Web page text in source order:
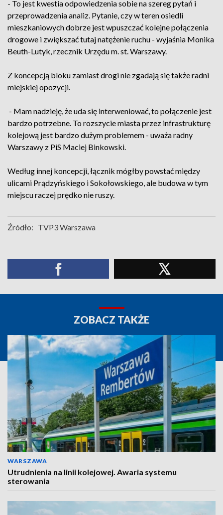
- To jest kwestia odpowiedzenia sobie na szereg pytań i
przeprowadzenia analiz. Pytanie, czy w teren osiedli
mieszkaniowych dobrze jest wpuszczać kolejne połączenia
drogowe i zwiększać tutaj natężenie ruchu - wyjaśnia Monika
Beuth-Lutyk, rzecznik Urzędu m. st. Warszawy.
Z koncepcją bloku zamiast drogi nie zgadają się także radni
miejskiej opozycji.
- Mam nadzieję, że uda się interweniować, to połączenie jest
bardzo potrzebne. To rozszycie miasta przez infrastrukturę
kolejową jest bardzo dużym problemem - uważa radny
Warszawy z PiS Maciej Binkowski.
Według innej koncepcji, łącznik mógłby powstać między
ulicami Prądzyńskiego i Sokołowskiego, ale budowa w tym
miejscu raczej prędko nie ruszy.
Źródło: TVP3 Warszawa
ZOBACZ TAKŻE
WARSZAWA
Utrudnienia na linii kolejowej. Awaria systemu
sterowania